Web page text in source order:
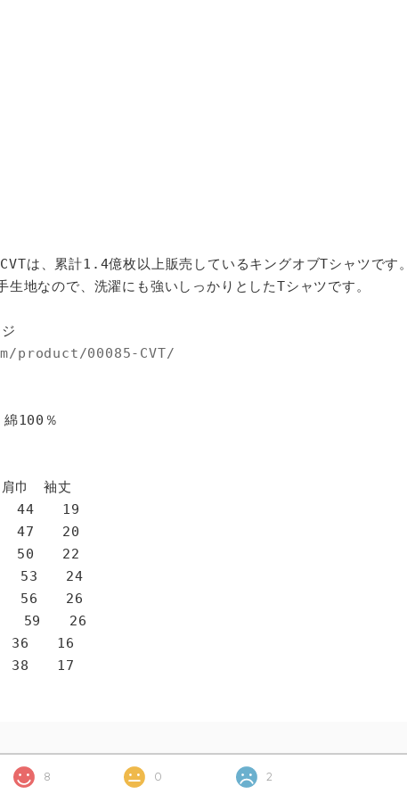
、累計1.4億枚以上販売しているキングオブTシャツです。
地なので、洗濯にも強いしっかりとしたTシャツです。
product/00085-CVT/
100％
袖丈
19
20
22
24
56 26
59 26
16
17
8 0 2